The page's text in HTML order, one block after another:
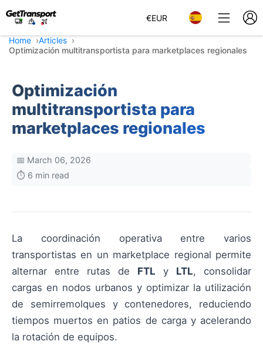
€EUR
Home
Articles
Optimización multitransportista para marketplaces regionales
Optimización
multitransportista para
marketplaces regionales
📅 March 06, 2026
⏱️ 6 min read
La coordinación operativa entre varios
transportistas en un marketplace regional permite
alternar entre rutas de FTL y LTL, consolidar
cargas en nodos urbanos y optimizar la utilización
de semirremolques y contenedores, reduciendo
tiempos muertos en patios de carga y acelerando
la rotación de equipos.